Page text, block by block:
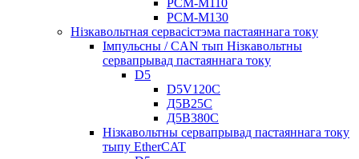
РСМ-М110
РСМ-М130
Нізкавольтная сервасістэма пастаяннага току
Імпульсны / CAN тып Нізкавольтны
сервапрывад пастаяннага току
D5
D5V120C
Д5В25С
Д5В380С
Нізкавольтны сервапрывад пастаяннага току
тыпу EtherCAT